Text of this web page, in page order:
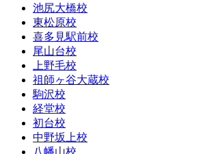
池尻大橋校
東松原校
喜多見駅前校
尾山台校
上野毛校
祖師ヶ谷大蔵校
駒沢校
経堂校
初台校
中野坂上校
八幡山校